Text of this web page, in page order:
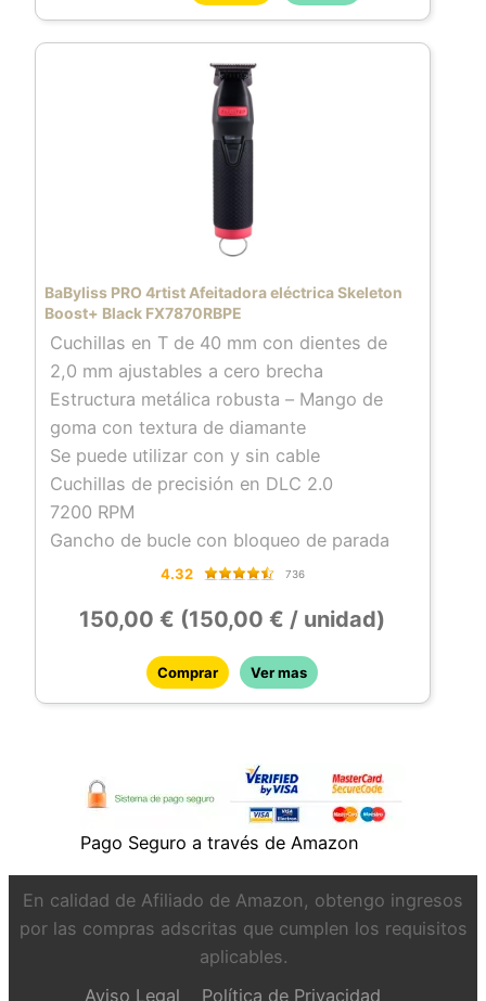
BaByliss PRO 4rtist Afeitadora eléctrica Skeleton
Boost+ Black FX7870RBPE
Cuchillas en T de 40 mm con dientes de
2,0 mm ajustables a cero brecha
Estructura metálica robusta – Mango de
goma con textura de diamante
Se puede utilizar con y sin cable
Cuchillas de precisión en DLC 2.0
7200 RPM
Gancho de bucle con bloqueo de parada
4.32 736
150,00 € (150,00 € / unidad)
Comprar Ver mas
Pago Seguro a través de Amazon
En calidad de Afiliado de Amazon, obtengo ingresos
por las compras adscritas que cumplen los requisitos
aplicables.
Aviso Legal
Política de Privacidad